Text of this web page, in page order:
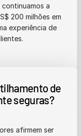
a
200 milhões em
experiência de
de
seguras?
afirmem ser